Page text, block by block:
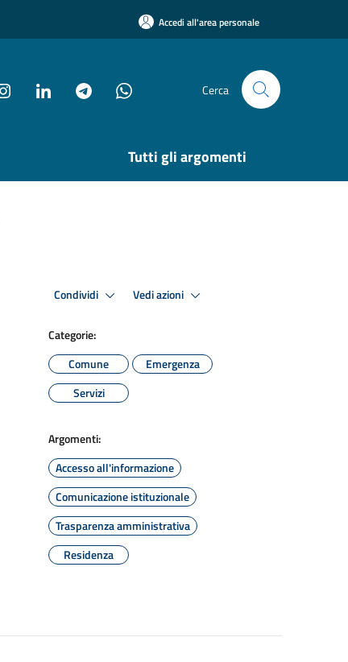
Accedi all'area personale
Cerca
Tutti gli argomenti
Condividi Vedi azioni
Categorie:
Comune
Emergenza
Servizi
Argomenti:
Accesso all'informazione
Comunicazione istituzionale
Trasparenza amministrativa
Residenza